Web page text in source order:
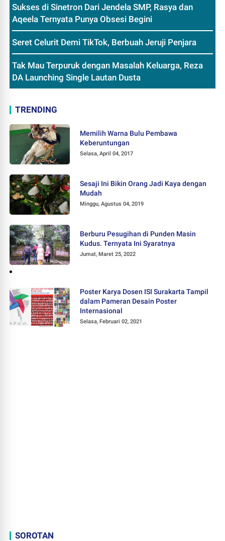
Sukses di Sinetron Dari Jendela SMP, Rasya dan
Aqeela Ternyata Punya Obsesi Begini
Seret Celurit Demi TikTok, Berbuah Jeruji Penjara
Tak Mau Terpuruk dengan Masalah Keluarga, Reza
DA Launching Single Lautan Dusta
TRENDING
Memilih Warna Bulu Pembawa
Keberuntungan
Selasa, April 04, 2017
Sesaji Ini Bikin Orang Jadi Kaya dengan
Mudah
Minggu, Agustus 04, 2019
Berburu Pesugihan di Punden Masin
Kudus. Ternyata Ini Syaratnya
Jumat, Maret 25, 2022
Poster Karya Dosen ISI Surakarta Tampil
dalam Pameran Desain Poster
Internasional
Selasa, Februari 02, 2021
SOROTAN